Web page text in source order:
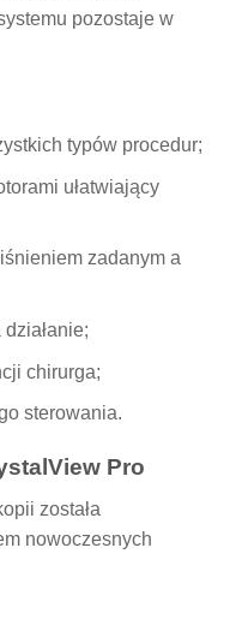
pozostaje w
typów procedur;
ułatwiający
zadanym a
chirurga;
sterowania.
Pro
została
nowoczesnych